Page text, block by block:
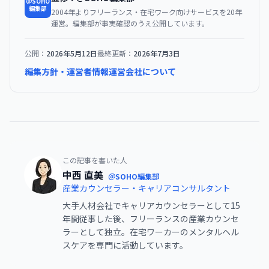
編集部 2004年よりフリーランス・在宅ワーク向けサービスを20年
運営。編集部が事実確認のうえ公開しています。
公開： 2026年5月12日最終更新： 2026年7月3日
編集方針・運営者情報運営会社について
この記事を書いた人
中西 直美 ＠SOHO編集部
産業カウンセラー・キャリアコンサルタント
大手人材会社でキャリアカウンセラーとして15
年間従事した後、フリーランスの産業カウンセ
ラーとして独立。在宅ワーカーのメンタルヘル
スケアを専門に活動しています。